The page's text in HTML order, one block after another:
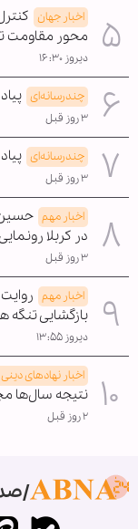
اخبار جهان
محور مقاومت
دیروز ۱۶:۳۰
چندرسانه‌ای
۳ روز قبل
چندرسانه‌ای
۳ روز قبل
اخبار مهم
در کربلا
۳ روز قبل
اخبار مهم
بازگشایی تنگه
دیروز ۱۳:۵۵
اخبار نهادهای
نتیجه سال‌ها
۲ روز قبل